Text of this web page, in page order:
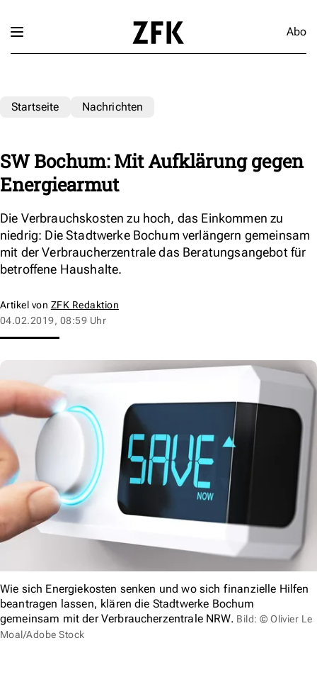
Abo
Startseite Nachrichten
SW Bochum: Mit Aufklärung gegen
Energiearmut
Die Verbrauchskosten zu hoch, das Einkommen zu
niedrig: Die Stadtwerke Bochum verlängern gemeinsam
mit der Verbraucherzentrale das Beratungsangebot für
betroffene Haushalte.
Artikel von ZFK Redaktion
04.02.2019, 08:59 Uhr
Wie sich Energiekosten senken und wo sich finanzielle Hilfen
beantragen lassen, klären die Stadtwerke Bochum
gemeinsam mit der Verbraucherzentrale NRW. Bild: © Olivier Le
Moal/Adobe Stock